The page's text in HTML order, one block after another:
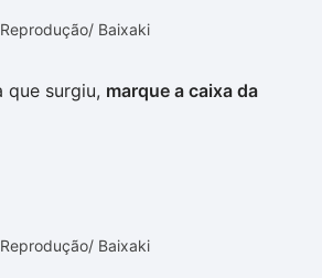
Reprodução/ Baixaki
que surgiu, marque a caixa da
Reprodução/ Baixaki